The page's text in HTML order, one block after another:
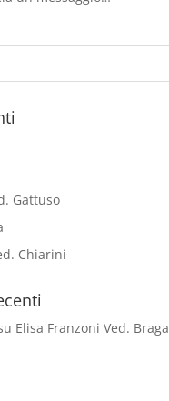
Gattuso
Chiarini
Elisa Franzoni Ved. Braga